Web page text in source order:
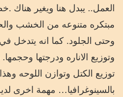
العمل.. يبدل هنا ويغير هناك
مبتكره متنوعه من الخشب
وحتى الجلود. كما انه يتدخل
وتوزيع الاناره ودرجتها
توزيع الكتل وتوازن اللوحه
بالسينوغرافيا… مهمة اخرى